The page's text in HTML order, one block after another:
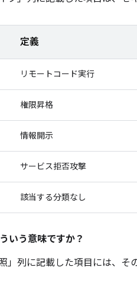
定義
リモートコード実行
権限昇格
情報開示
サービス拒否攻撃
該当する分類なし
いう意味ですか？
」 列に記載した項目には、そ